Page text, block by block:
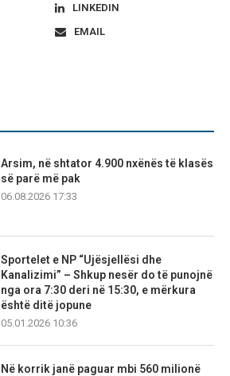
LINKEDIN
EMAIL
Arsim, në shtator 4.900 nxënës të klasës
së parë më pak
06.08.2026 17:33
Sportelet e NP “Ujësjellësi dhe
Kanalizimi” – Shkup nesër do të punojnë
nga ora 7:30 deri në 15:30, e mërkura
është ditë jopune
05.01.2026 10:36
Në korrik janë paguar mbi 560 milionë